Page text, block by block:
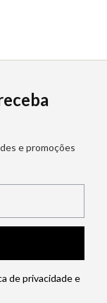
e promoções
de privacidade e